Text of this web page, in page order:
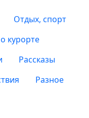
Отдых, спорт
курорте
Рассказы
Разное